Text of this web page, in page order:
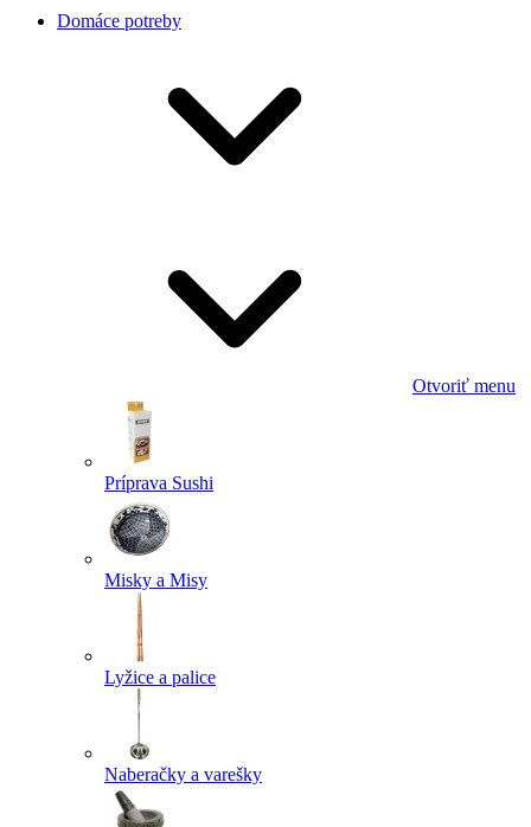
Domáce potreby
Otvoriť menu
Príprava Sushi
Misky a Misy
Lyžice a palice
Naberačky a varešky